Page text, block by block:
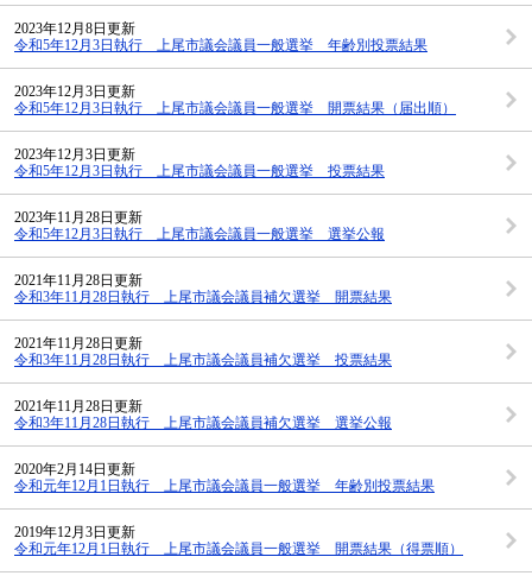
2023年12月8日更新
令和5年12月3日執行 上尾市議会議員一般選挙 年齢別投票結果
2023年12月3日更新
令和5年12月3日執行 上尾市議会議員一般選挙 開票結果（届出順）
2023年12月3日更新
令和5年12月3日執行 上尾市議会議員一般選挙 投票結果
2023年11月28日更新
令和5年12月3日執行 上尾市議会議員一般選挙 選挙公報
2021年11月28日更新
令和3年11月28日執行 上尾市議会議員補欠選挙 開票結果
2021年11月28日更新
令和3年11月28日執行 上尾市議会議員補欠選挙 投票結果
2021年11月28日更新
令和3年11月28日執行 上尾市議会議員補欠選挙 選挙公報
2020年2月14日更新
令和元年12月1日執行 上尾市議会議員一般選挙 年齢別投票結果
2019年12月3日更新
令和元年12月1日執行 上尾市議会議員一般選挙 開票結果（得票順）